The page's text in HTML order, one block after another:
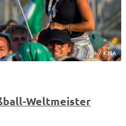
Foto: KNA
Weltmeister